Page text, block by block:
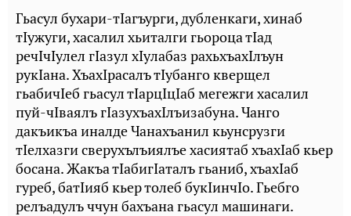
Гьасул бухари-тIагъурги, дубленкаги, хинаб
тIужуги, хасалил хьиталги гьороца тIад
речIчIулел гIазул хIулабаз рахьхъахIлъун
рукIана. ХъахIрасалъ тIубанго кверщел
гьабичIеб гьасул тIарцIцIаб мегежги хасалил
пуй-чIваялъ гIазухъахIлъизабуна. Чанго
дакъикъа иналде Чанахъанил кьунсрузги
тIелхазги сверухълъиялъе хасиятаб хъахIаб кьер
босана. Жакъа тIабигIаталъ гьаниб, хъахIаб
гуреб, батIияб кьер толеб букIинчIо. Гьебго
релъадулъ ччун бахъана гьасул машинаги.